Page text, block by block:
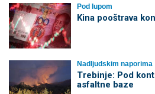
Pod lupom
Kina pooštrava
Nadljudskim naporima
Trebinje: Pod
asfaltne baze